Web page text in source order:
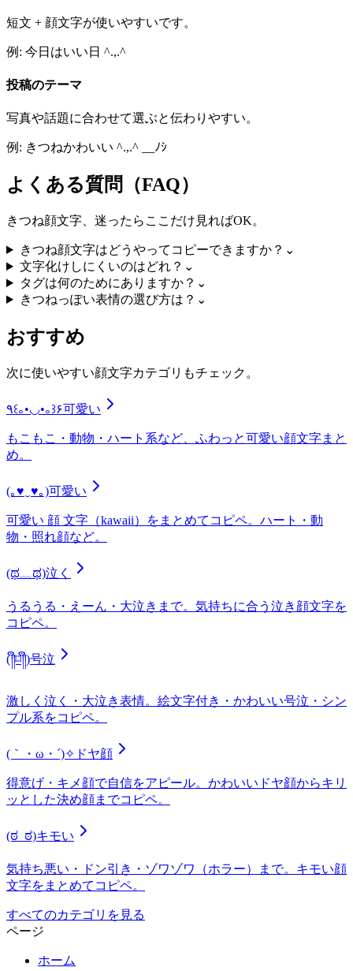
短文 + 顔文字が使いやすいです。
例: 今日はいい日 ^.,.^
投稿のテーマ
写真や話題に合わせて選ぶと伝わりやすい。
例: きつねかわいい ^.,.^ __ﾉｼ
よくある質問（FAQ）
きつね顔文字、迷ったらここだけ見ればOK。
きつね顔文字はどうやってコピーできますか？ ⌄
文字化けしにくいのはどれ？ ⌄
タグは何のためにありますか？ ⌄
きつねっぽい表情の選び方は？ ⌄
おすすめ
次に使いやすい顔文字カテゴリもチェック。
٩꒰｡•◡•｡꒱۶可愛い
もこもこ・動物・ハート系など、ふわっと可愛い顔文字まと
め。
(｡♥‿♥｡)可愛い
可愛い 顔 文字（kawaii）をまとめてコピペ。ハート・動
物・照れ顔など。
(ಥ﹏ಥ)泣く
うるうる・えーん・大泣きまで。気持ちに合う泣き顔文字を
コピペ。
(༎ຶ⌑༎ຶ)号泣
激しく泣く・大泣き表情。絵文字付き・かわいい号泣・シン
プル系をコピペ。
(｀・ω・´)✧ ドヤ顔
得意げ・キメ顔で自信をアピール。かわいいドヤ顔からキリ
ッとした決め顔までコピペ。
(ಠ_ಠ)キモい
気持ち悪い・ドン引き・ゾワゾワ（ホラー）まで。キモい顔
文字をまとめてコピペ。
すべてのカテゴリを見る
ページ
ホーム